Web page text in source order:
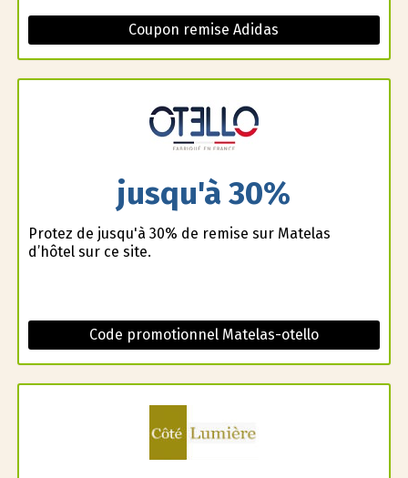
Coupon remise Adidas
jusqu'à 30%
Profitez de jusqu'à 30% de remise sur Matelas
d’hôtel sur ce site.
Code promotionnel Matelas-otello